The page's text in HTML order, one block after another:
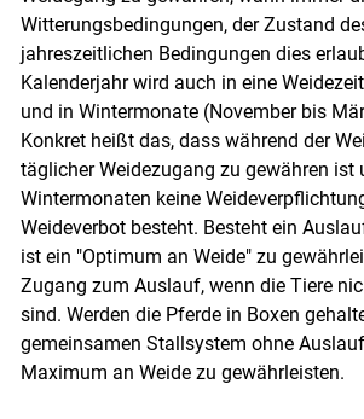
Witterungsbedingungen, der Zustand
jahreszeitlichen Bedingungen dies
Kalenderjahr wird auch in eine
und in Wintermonate (November bis
Konkret heißt das, dass während der
täglicher Weidezugang zu gewähren ist
Wintermonaten keine
Weideverbot besteht. Besteht ein
ist ein "Optimum an Weide" zu
Zugang zum Auslauf, wenn die Tiere
sind. Werden die Pferde in Boxen
gemeinsamen Stallsystem ohne
Maximum an Weide zu gewährleisten.